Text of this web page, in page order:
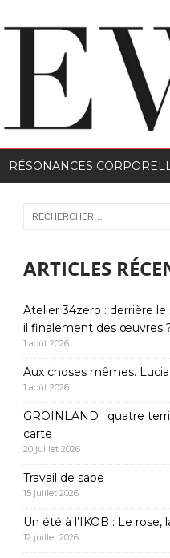
RÉSONANCES
ARTICLES
Atelier 34zero : derrière
il finalement des œuvres
1 août 2026
Aux choses mêmes.
1 août 2026
GROINLAND : quatre
carte
20 juillet 2026
Travail de sape
15 juillet 2026
Un été à l’IKOB : Le rose,
12 juillet 2026